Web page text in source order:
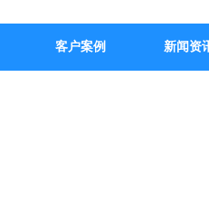
客户案例 新闻资